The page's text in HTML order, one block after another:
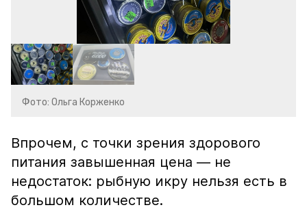
Фото: Ольга Корженко
Впрочем, с точки зрения здорового
питания завышенная цена — не
недостаток: рыбную икру нельзя есть в
большом количестве.